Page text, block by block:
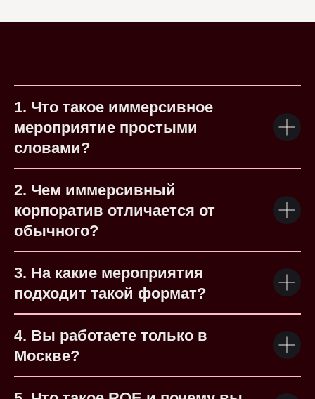
1. Что такое иммерсивное
мероприятие простыми
словами?
2. Чем иммерсивный
корпоратив отличается от
обычного?
3. На какие мероприятия
подходит такой формат?
4. Вы работаете только в
Москве?